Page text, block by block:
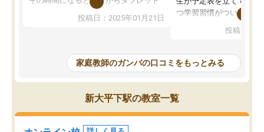
を開いてzoomを繋げるようになりまし
た！5科目なんでもOKなのもとても気
めて1年ほどだった今では平均点以上の
科目が増えてきました！あと1年受験ま
であるので無料の週末教室を使用しな
がら頑張って欲しいと思います！
投稿日：2025年01月21日
つ学習習慣がついてきま
指導が無い日も予定表
問できるのでとても助か
投稿日：
家庭教師のガンバの口コミをもっとみる
新大平下駅の教室一覧